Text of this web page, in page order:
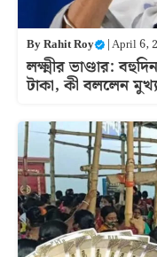
ByRahit Roy |April 6,
লক্ষ্মীর ভাণ্ডার:
টাকা, কী বললেন